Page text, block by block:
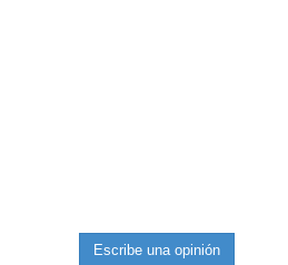
Escribe una opinión